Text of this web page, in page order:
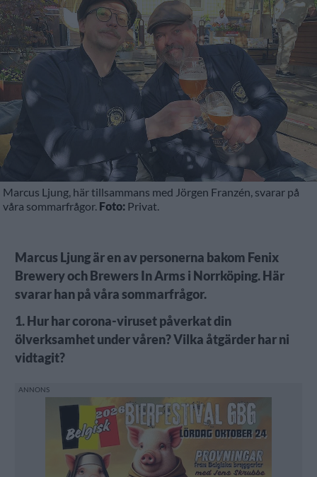
Marcus Ljung, här tillsammans med Jörgen Franzén, svarar på
våra sommarfrågor. Foto: Privat.
Marcus Ljung är en av personerna bakom Fenix
Brewery och Brewers In Arms i Norrköping. Här
svarar han på våra sommarfrågor.
1. Hur har corona-viruset påverkat din
ölverksamhet under våren? Vilka åtgärder har ni
vidtagit?